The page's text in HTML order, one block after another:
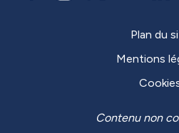
Plan du
Mentions
Contenu non